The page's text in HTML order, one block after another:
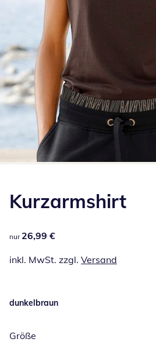
Kurzarmshirt
26,99 €
nur 26,99 €
inkl. MwSt. zzgl. Versand
dunkelbraun
Größe